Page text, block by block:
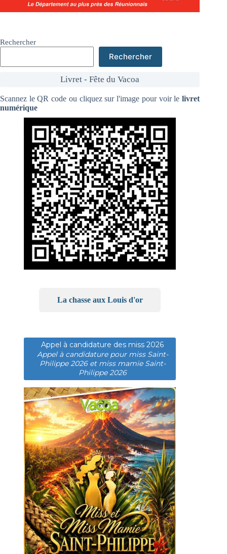
Rechercher
Rechercher
Livret - Fête du Vacoa
Scannez le QR code ou cliquez sur l'image pour voir lelivret
numérique
La chasse aux Louis d'or
Appel à candidature des miss 2026
Appel à candidature pour miss Saint-
Philippe 2026 et miss mamie Saint-
Philippe 2026